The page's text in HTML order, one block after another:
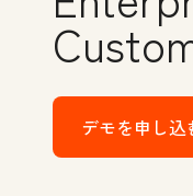
デモを申し